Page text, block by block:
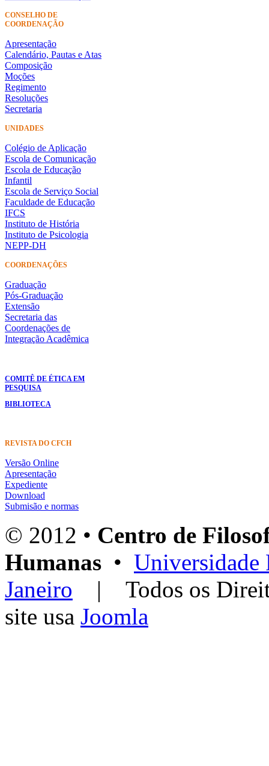
CONSELHO DE
COORDENAÇÃO
Apresentação
Calendário, Pautas e Atas
Composição
Moções
Regimento
Resoluções
Secretaria
UNIDADES
Colégio de Aplicação
Escola de Comunicação
Escola de Educação
Infantil
Escola de Serviço Social
Faculdade de Educação
IFCS
Instituto de História
Instituto de Psicologia
NEPP-DH
COORDENAÇÕES
Graduação
Pós-Graduação
Extensão
Secretaria das
Coordenações de
Integração Acadêmica
COMITÊ DE ÉTICA EM
PESQUISA
BIBLIOTECA
REVISTA DO CFCH
Versão Online
Apresentação
Expediente
Download
Submisão e normas
© 2012 • Centro de
Humanas • Universidade
Janeiro | Todos os
site usa Joomla